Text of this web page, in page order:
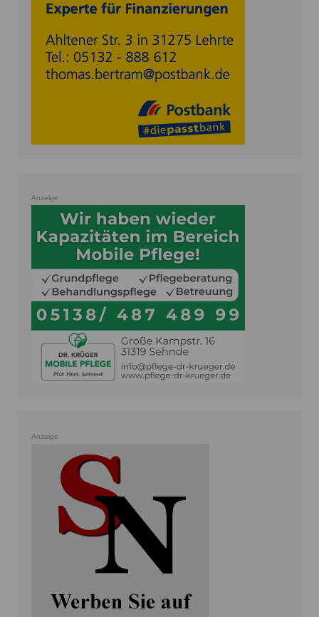
Anzeige
Anzeige